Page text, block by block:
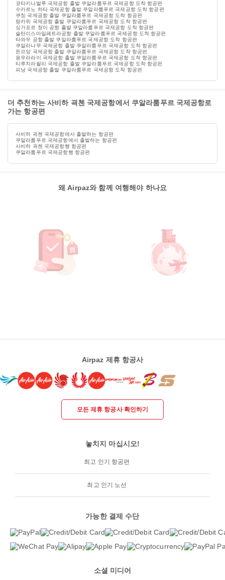
코타키나발루 국제공항 출발 쿠알라룸푸르 국제공항 도착 항공편
수카르노 하타 국제공항 출발 쿠알라룸푸르 국제공항 도착 항공편
쿠칭 국제공항 출발 쿠알라룸푸르 국제공항 도착 항공편
랑카위 국제공항 출발 쿠알라룸푸르 국제공항 도착 항공편
싱가포르 창이 공항 출발 쿠알라룸푸르 국제공항 도착 항공편
술탄이스마일페트라공항 출발 쿠알라룸푸르 국제공항 도착 항공편
타와우 공항 출발 쿠알라룸푸르 국제공항 도착 항공편
쿠알라나무 국제공항 출발 쿠알라룸푸르 국제공항 도착 항공편
돈므앙 국제공항 출발 쿠알라룸푸르 국제공항 도착 항공편
응우라라이 국제공항 출발 쿠알라룸푸르 국제공항 도착 항공편
티루치라팔리 국제공항 출발 쿠알라룸푸르 국제공항 도착 항공편
피낭 국제공항 출발 쿠알라룸푸르 국제공항 도착 항공편
더 추천하는 사비하 괵첸 국제공항에서 쿠알라룸푸르 국제공항로
가는 항공편
사비하 괵첸 국제공항에서 출발하는 항공편
쿠알라룸푸르 국제공항에서 출발하는 항공편
사비하 괵첸 국제공항행 항공편
쿠알라룸푸르 국제공항행 항공편
왜 Airpaz와 함께 여행해야 하나요
Airpaz 제휴 항공사
모든 제휴 항공사 확인하기
놓치지 마십시오!
최고 인기 항공편
최고 인기 노선
가능한 결제 수단
소셜 미디어